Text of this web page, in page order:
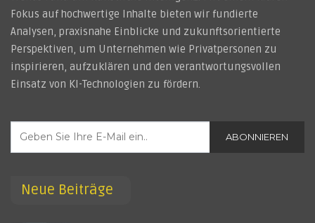
Fokus auf hochwertige Inhalte bieten wir fundierte
Analysen, praxisnahe Einblicke und zukunftsorientierte
Perspektiven, um Unternehmen wie Privatpersonen zu
inspirieren, aufzuklären und den verantwortungsvollen
Einsatz von KI-Technologien zu fördern.
ABONNIEREN
Neue Beiträge